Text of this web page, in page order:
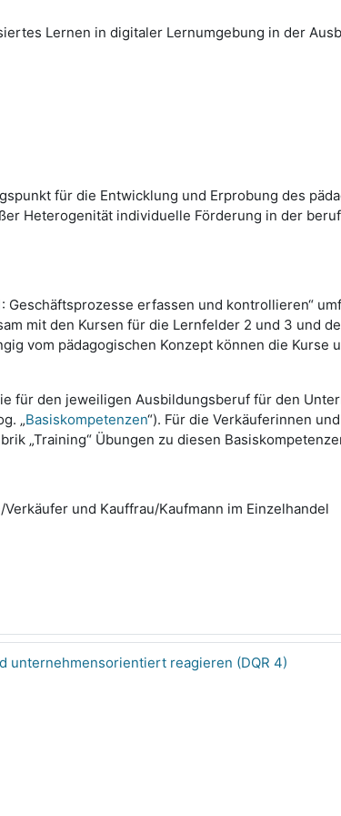
Lernen in digitaler Lernumgebung in der
für die Entwicklung und Erprobung des
Heterogenität individuelle Förderung in der
Geschäftsprozesse erfassen und kontrollieren“
mit den Kursen für die Lernfelder 2 und 3 und
vom pädagogischen Konzept können die Kurse
für den jeweiligen Ausbildungsberuf für den
„Basiskompetenzen“). Für die Verkäuferinnen
„Training“ Übungen zu diesen
und Kauffrau/Kaufmann im Einzelhandel
unternehmensorientiert reagieren (DQR 4)